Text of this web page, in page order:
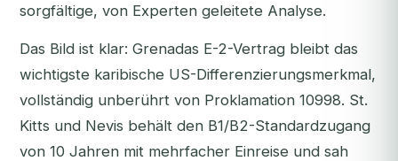
sorgfältige, von Experten geleitete Analyse.
Das Bild ist klar: Grenadas E-2-Vertrag bleibt das
wichtigste karibische US-Differenzierungsmerkmal,
vollständig unberührt von Proklamation 10998. St.
Kitts und Nevis behält den B1/B2-Standardzugang
von 10 Jahren mit mehrfacher Einreise und sah